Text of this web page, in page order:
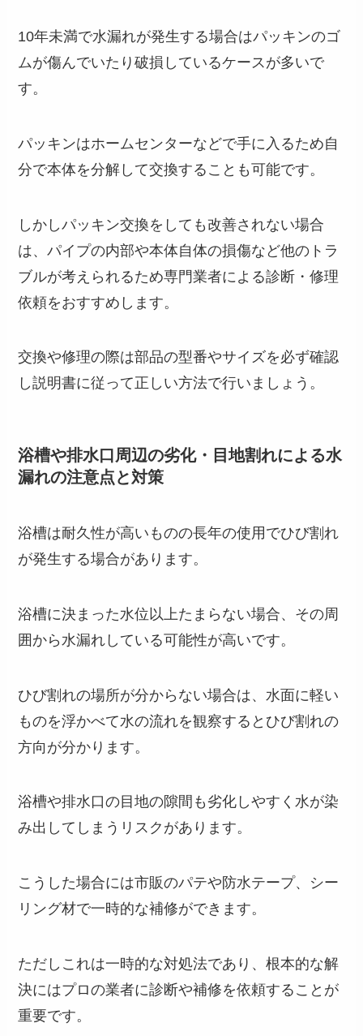
10年未満で水漏れが発生する場合はパッキンのゴ
ムが傷んでいたり破損しているケースが多いで
す。
パッキンはホームセンターなどで手に入るため自
分で本体を分解して交換することも可能です。
しかしパッキン交換をしても改善されない場合
は、パイプの内部や本体自体の損傷など他のトラ
ブルが考えられるため専門業者による診断・修理
依頼をおすすめします。
交換や修理の際は部品の型番やサイズを必ず確認
し説明書に従って正しい方法で行いましょう。
浴槽や排水口周辺の劣化・目地割れによる水
漏れの注意点と対策
浴槽は耐久性が高いものの長年の使用でひび割れ
が発生する場合があります。
浴槽に決まった水位以上たまらない場合、その周
囲から水漏れしている可能性が高いです。
ひび割れの場所が分からない場合は、水面に軽い
ものを浮かべて水の流れを観察するとひび割れの
方向が分かります。
浴槽や排水口の目地の隙間も劣化しやすく水が染
み出してしまうリスクがあります。
こうした場合には市販のパテや防水テープ、シー
リング材で一時的な補修ができます。
ただしこれは一時的な対処法であり、根本的な解
決にはプロの業者に診断や補修を依頼することが
重要です。